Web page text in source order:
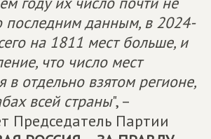
последним данным, в 2024-
на 1811 мест больше, и
что число мест
в отдельно взятом регионе,
всей страны", –
Председатель Партии